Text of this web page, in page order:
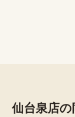
仙台泉店